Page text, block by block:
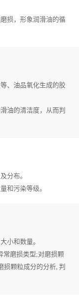
损，形象润滑油的循
、油品氧化生成的胶
油的清洁度，从而判
分布。
和污染等级。
小和数量。
常磨损类型;对磨损颗
颗粒成分的分析, 判